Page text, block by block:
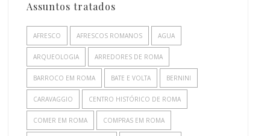
Assuntos tratados
AFRESCO AFRESCOS ROMANOS AGUA
ARQUEOLOGIA ARREDORES DE ROMA
BARROCO EM ROMA BATE E VOLTA BERNINI
CARAVAGGIO CENTRO HISTÓRICO DE ROMA
COMER EM ROMA COMPRAS EM ROMA